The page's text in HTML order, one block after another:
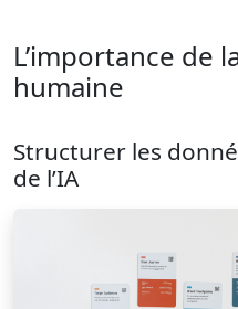
L’importance de
humaine
Structurer les
de l’IA